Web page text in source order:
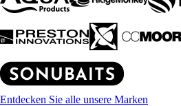
Entdecken Sie alle unsere Marken